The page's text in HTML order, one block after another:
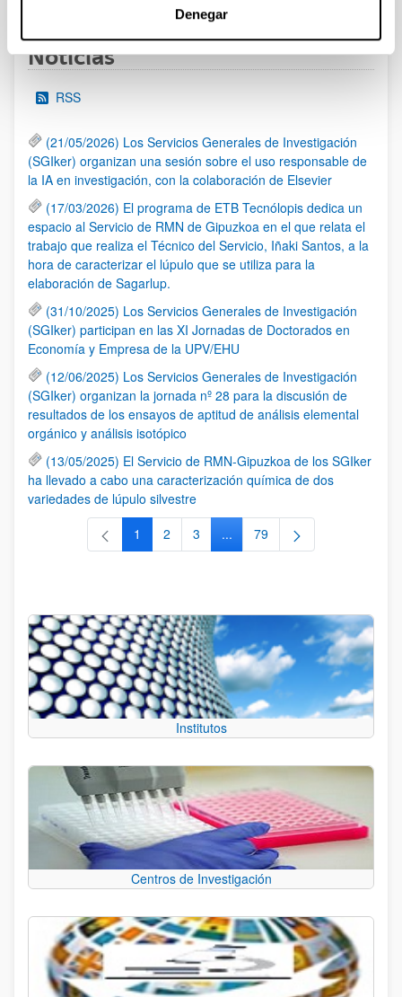
Denegar
Noticias
RSS
(21/05/2026) Los Servicios Generales de Investigación
(SGIker) organizan una sesión sobre el uso responsable de
la IA en investigación, con la colaboración de Elsevier
(17/03/2026) El programa de ETB Tecnólopis dedica un
espacio al Servicio de RMN de Gipuzkoa en el que relata el
trabajo que realiza el Técnico del Servicio, Iñaki Santos, a la
hora de caracterizar el lúpulo que se utiliza para la
elaboración de Sagarlup.
(31/10/2025) Los Servicios Generales de Investigación
(SGIker) participan en las XI Jornadas de Doctorados en
Economía y Empresa de la UPV/EHU
(12/06/2025) Los Servicios Generales de Investigación
(SGIker) organizan la jornada nº 28 para la discusión de
resultados de los ensayos de aptitud de análisis elemental
orgánico y análisis isotópico
(13/05/2025) El Servicio de RMN-Gipuzkoa de los SGIker
ha llevado a cabo una caracterización química de dos
variedades de lúpulo silvestre
Página
1 Página
2 Página
3 ...Páginas intermedias Use TAB
Página
79
Institutos
Centros de Investigación